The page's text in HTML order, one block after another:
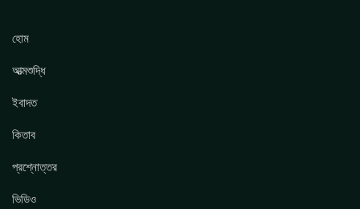
হোম
আত্মশুদ্ধি
ইবাদত
কিতাব
প্রশ্নোত্তর
ভিডিও